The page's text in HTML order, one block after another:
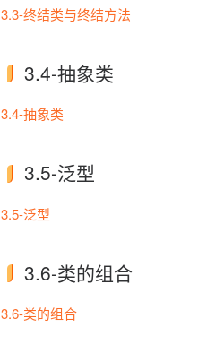
3.3-终结类与终结方法
3.4-抽象类
3.4-抽象类
3.5-泛型
3.5-泛型
3.6-类的组合
3.6-类的组合